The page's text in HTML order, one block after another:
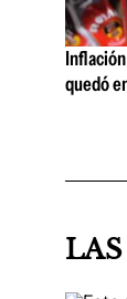
quedó